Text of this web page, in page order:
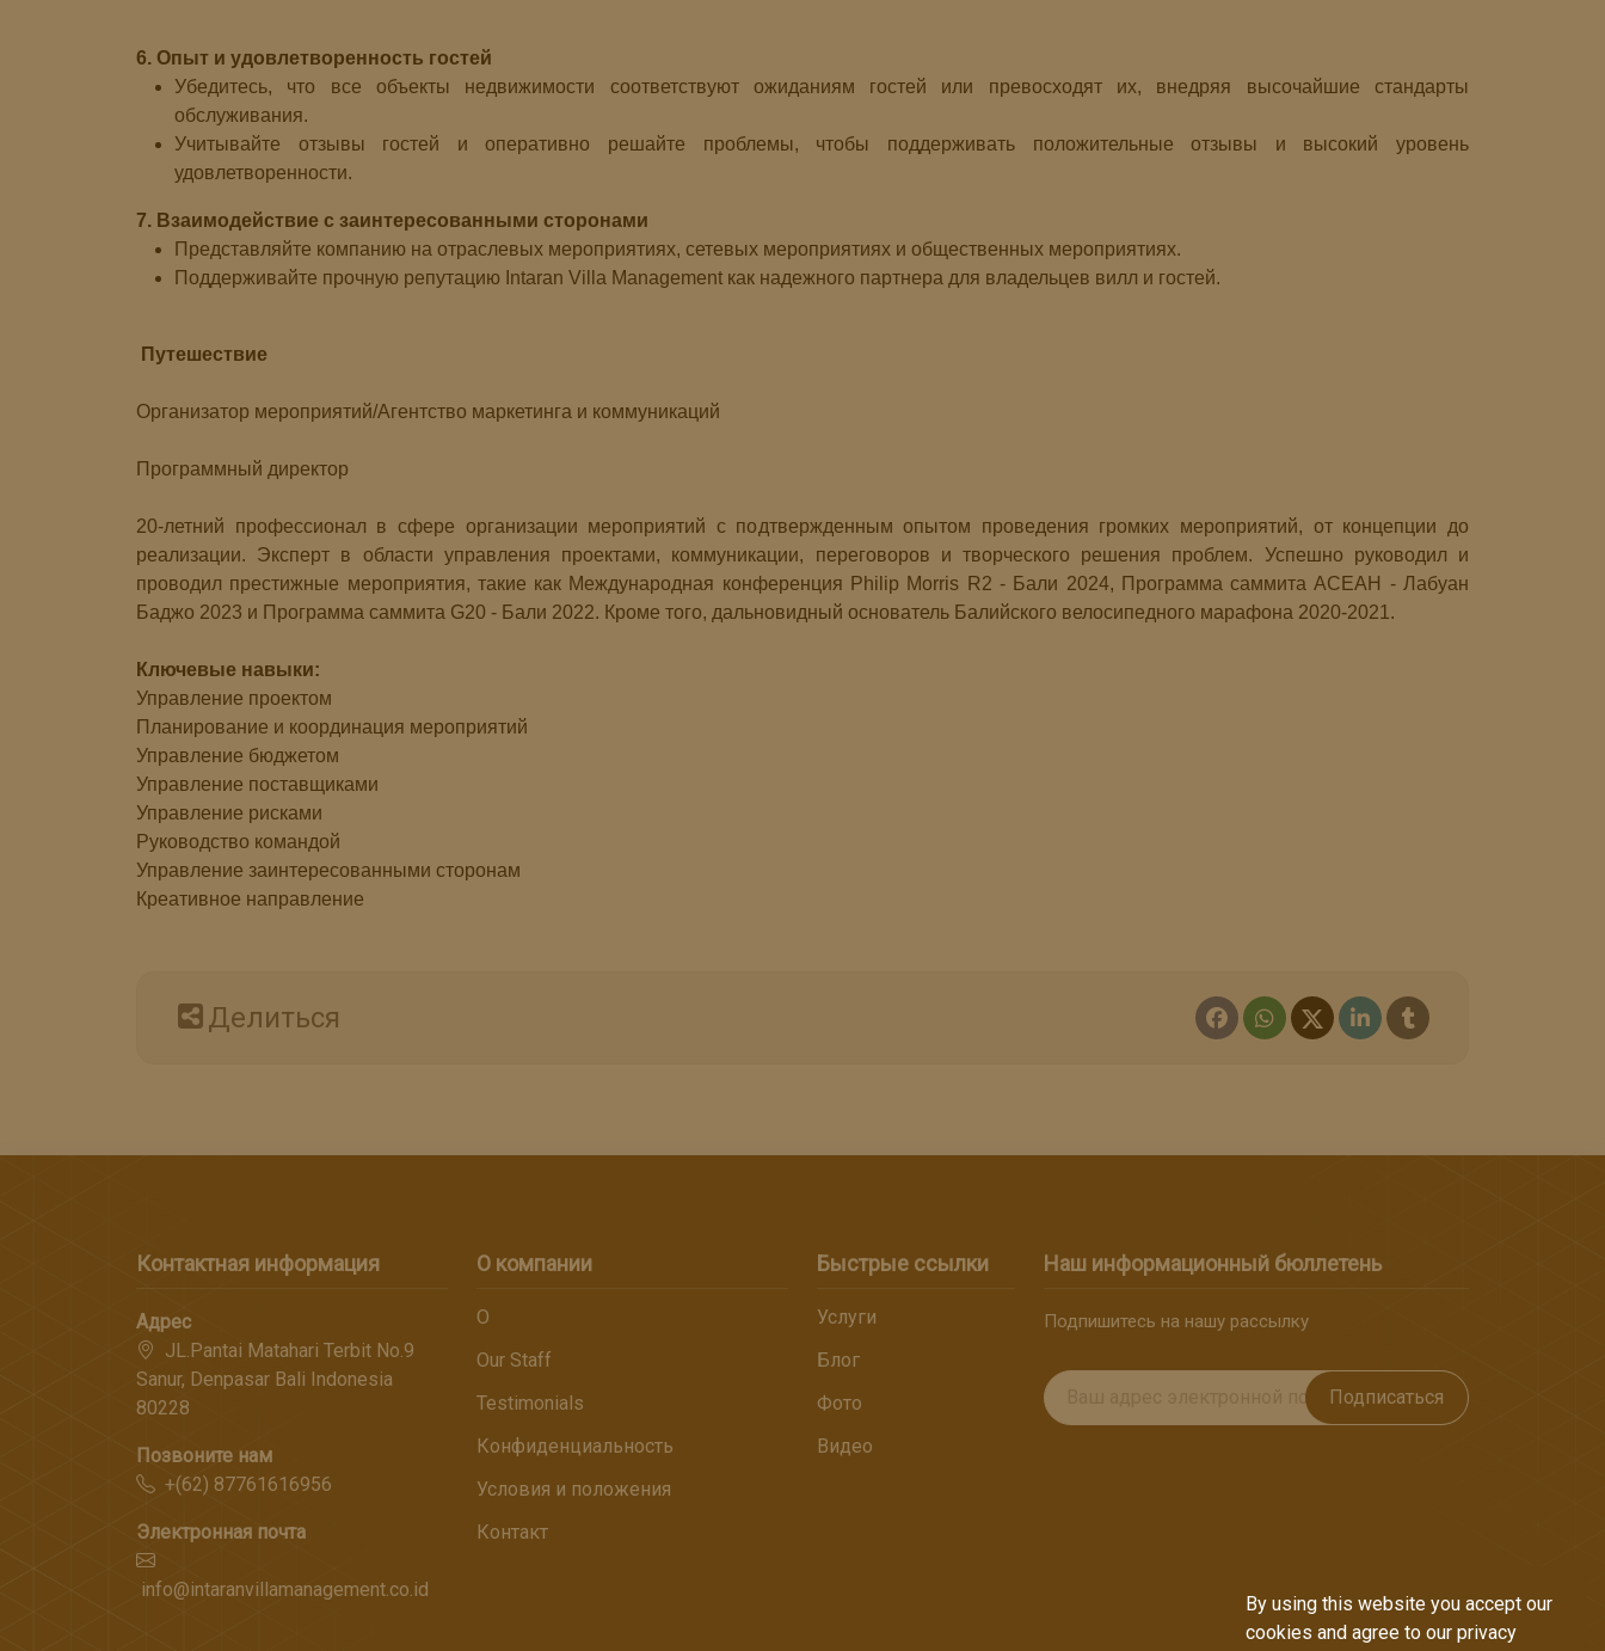
6. Опыт и удовлетворенность гостей
Убедитесь, что все объекты недвижимости соответствуют ожиданиям гостей или превосходят их, внедряя высочайшие стандарты
обслуживания.
Учитывайте отзывы гостей и оперативно решайте проблемы, чтобы поддерживать положительные отзывы и высокий уровень
удовлетворенности.
7. Взаимодействие с заинтересованными сторонами
Представляйте компанию на отраслевых мероприятиях, сетевых мероприятиях и общественных мероприятиях.
Поддерживайте прочную репутацию Intaran Villa Management как надежного партнера для владельцев вилл и гостей.
Путешествие
Организатор мероприятий/Агентство маркетинга и коммуникаций
Программный директор
20-летний профессионал в сфере организации мероприятий с подтвержденным опытом проведения громких мероприятий, от концепции до
реализации. Эксперт в области управления проектами, коммуникации, переговоров и творческого решения проблем. Успешно руководил и
проводил престижные мероприятия, такие как Международная конференция Philip Morris R2 - Бали 2024, Программа саммита АСЕАН - Лабуан
Баджо 2023 и Программа саммита G20 - Бали 2022. Кроме того, дальновидный основатель Балийского велосипедного марафона 2020-2021.
Ключевые навыки:
Управление проектом
Планирование и координация мероприятий
Управление бюджетом
Управление поставщиками
Управление рисками
Руководство командой
Управление заинтересованными сторонам
Креативное направление
Делиться
Контактная информация
Адрес
JL.Pantai Matahari Terbit No.9
Sanur, Denpasar Bali Indonesia
80228
Позвоните нам
+(62) 87761616956
Электронная почта
info@intaranvillamanagement.co.id
О компании
О
Our Staff
Testimonials
Конфиденциальность
Условия и положения
Контакт
Быстрые ссылки
Услуги
Блог
Фото
Видео
Наш информационный бюллетень
Подпишитесь на нашу рассылку
Подписаться
By using this website you accept our
cookies and agree to our privacy